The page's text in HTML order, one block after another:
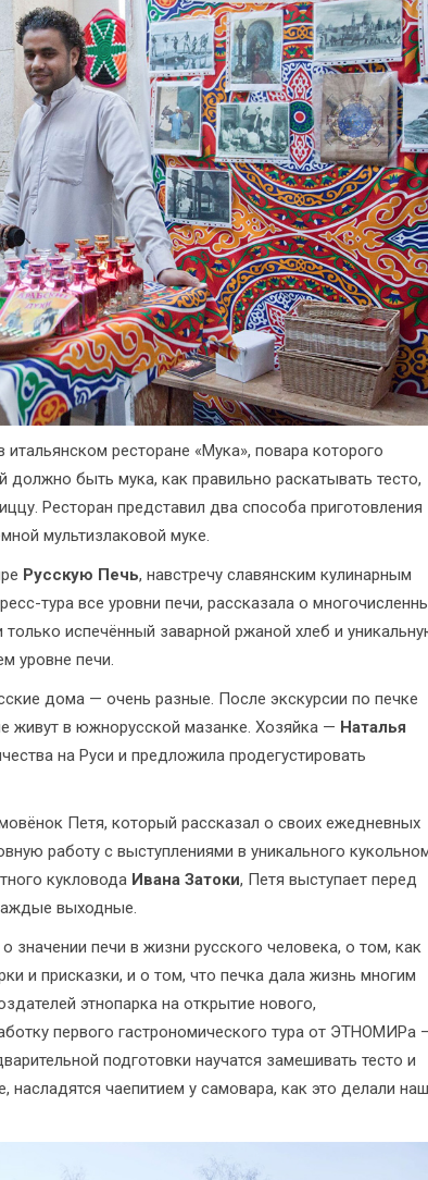
ресторане «Мука», повара которого
должно быть мука, как правильно раскатывать тесто,
Ресторан представил два способа приготовления
мультизлаковой муке.
Русскую Печь, навстречу славянским кулинарным
тура все уровни печи, рассказала о
только испечённый заварной ржаной хлеб и
уровне печи.
дома — очень разные. После экскурсии по печке
живут в южнорусской мазанке. Хозяйка — Наталья
на Руси и предложила продегустировать
Петя, который рассказал о своих ежедневных
работу с выступлениями в уникального
кукловода Ивана Затоки, Петя выступает перед
выходные.
значении печи в жизни русского человека, о том, как
и присказки, и о том, что печка дала жизнь многим
этнопарка на открытие нового,
первого гастрономического тура от ЭТНОМИРа
подготовки научатся замешивать тесто и
насладятся чаепитием у самовара, как это делали